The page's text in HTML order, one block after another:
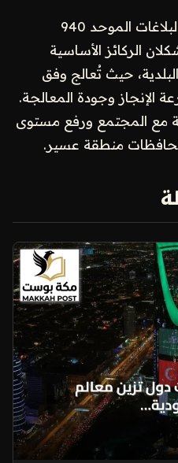
وأشارت الأمانة إلى أن مركز البلاغات الموحد 940
الركائز الأساسية
حيث تُعالج وفق
وجودة المعالجة.
مع المجتمع ورفع مستوى
منطقة عسير.